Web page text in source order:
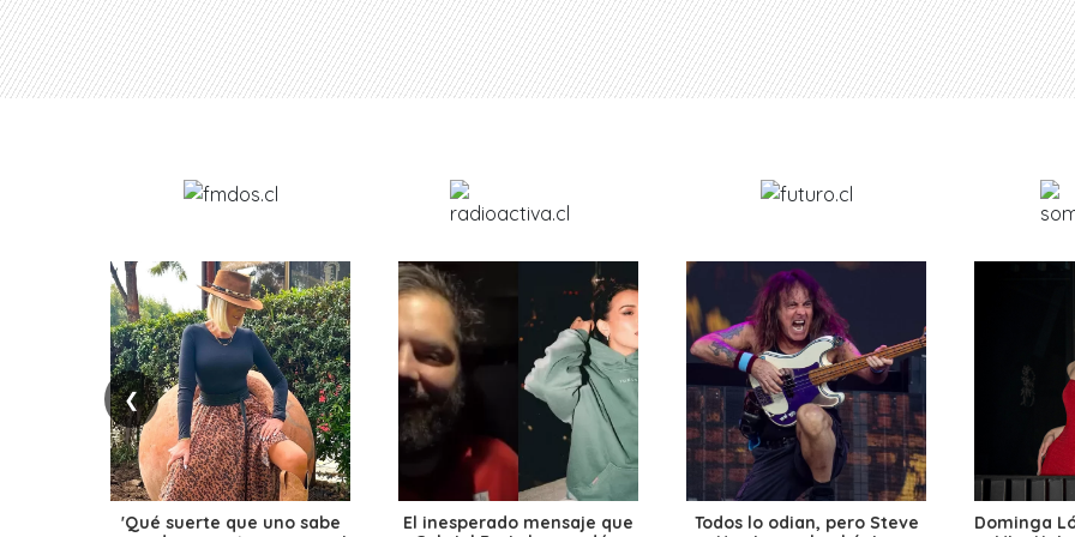
❮
'Qué suerte que uno sabe
El inesperado mensaje que
Todos lo odian, pero Steve
Dominga